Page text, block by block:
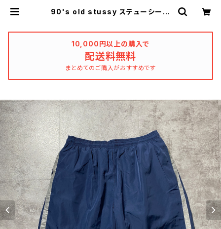
90's old stussy ステューシー
ョートパンツ | used_clothing_ka
tharsis
10,000円以上の購入で
配送料無料
まとめてのご購入がおすすめです